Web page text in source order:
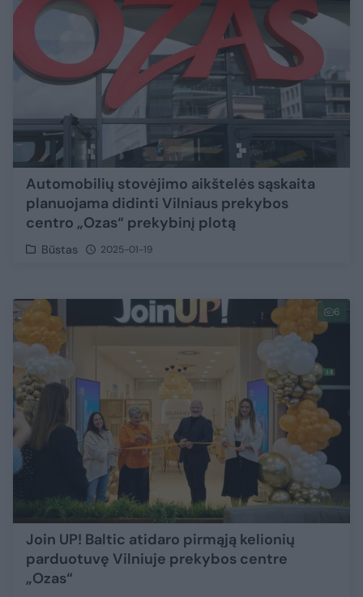
Automobilių stovėjimo aikštelės sąskaita
planuojama didinti Vilniaus prekybos
centro „Ozas“ prekybinį plotą
Būstas 2025-01-19
6
Join UP! Baltic atidaro pirmąją kelionių
parduotuvę Vilniuje prekybos centre
„Ozas“